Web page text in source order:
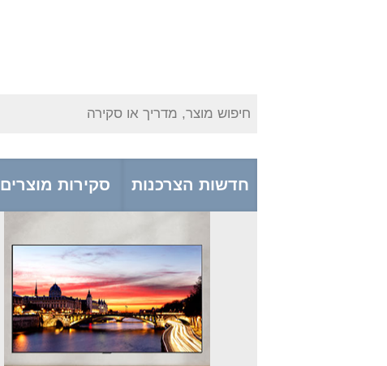
חיפוש מוצר, מדריך או סקירה
חדשות הצרכנות סקירות מוצרים